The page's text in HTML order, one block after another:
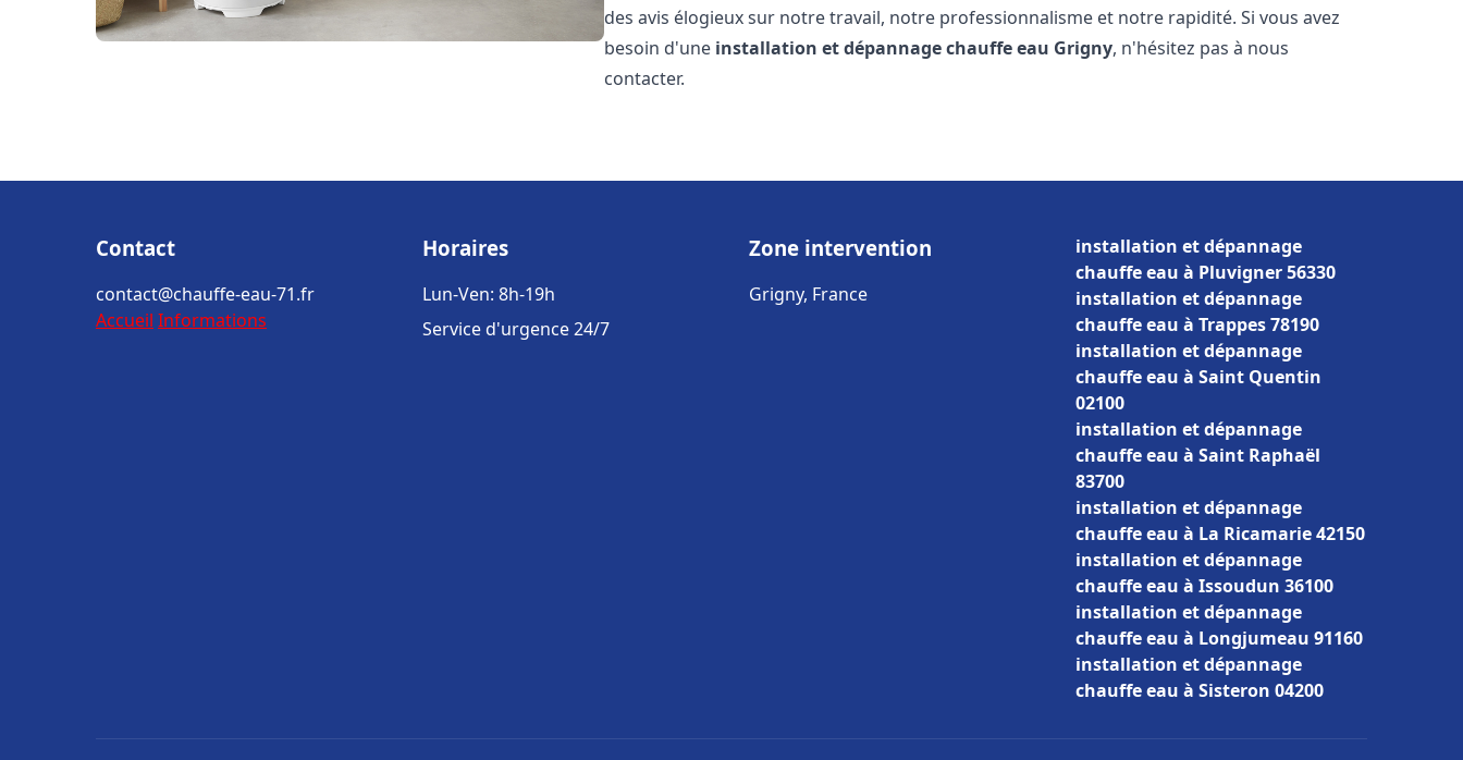
des avis élogieux sur notre travail, notre professionnalisme et notre rapidité. Si vous avez
besoin d'une installation et dépannage chauffe eau Grigny, n'hésitez pas à nous
contacter.
Contact
contact@chauffe-eau-71.fr
Accueil Informations
Horaires
Lun-Ven: 8h-19h
Service d'urgence 24/7
Zone intervention
Grigny, France
installation et dépannage
chauffe eau à Pluvigner 56330
installation et dépannage
chauffe eau à Trappes 78190
installation et dépannage
chauffe eau à Saint Quentin
02100
installation et dépannage
chauffe eau à Saint Raphaël
83700
installation et dépannage
chauffe eau à La Ricamarie 42150
installation et dépannage
chauffe eau à Issoudun 36100
installation et dépannage
chauffe eau à Longjumeau 91160
installation et dépannage
chauffe eau à Sisteron 04200